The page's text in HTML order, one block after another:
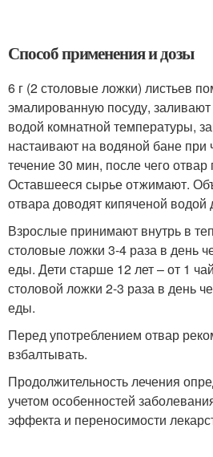
Способ применения и дозы
6 г (2 столовые ложки) листьев
эмалированную посуду,
водой комнатной температуры,
настаивают на водяной бане
течение 30 мин, после чего
Оставшееся сырье отжимают.
отвара доводят кипяченой водой
Взрослые принимают внутрь в
столовые ложки 3-4 раза в день
еды. Дети старше 12 лет – от 1
столовой ложки 2-3 раза в день
еды.
Перед употреблением отвар
взбалтывать.
Продолжительность лечения
учетом особенностей
эффекта и переносимости